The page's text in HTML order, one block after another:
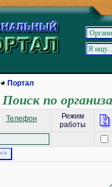
Портал
Поиск по
Телефон
Режим
работы